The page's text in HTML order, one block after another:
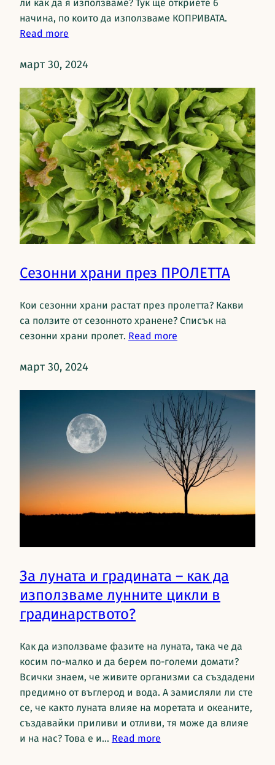
ли как да я използваме? Тук ще откриете 6
начина, по които да използваме КОПРИВАТА.
Read more
март 30, 2024
Сезонни храни през ПРОЛЕТТА
Кои сезонни храни растат през пролетта? Какви
са ползите от сезонното хранене? Списък на
сезонни храни пролет. Read more
март 30, 2024
За луната и градината – как да
използваме лунните цикли в
градинарството?
Как да използваме фазите на луната, така че да
косим по-малко и да берем по-големи домати?
Всички знаем, че живите организми са създадени
предимно от въглерод и вода. А замисляли ли сте
се, че както луната влияе на моретата и океаните,
създавайки приливи и отливи, тя може да влияе
и на нас? Това е и… Read more